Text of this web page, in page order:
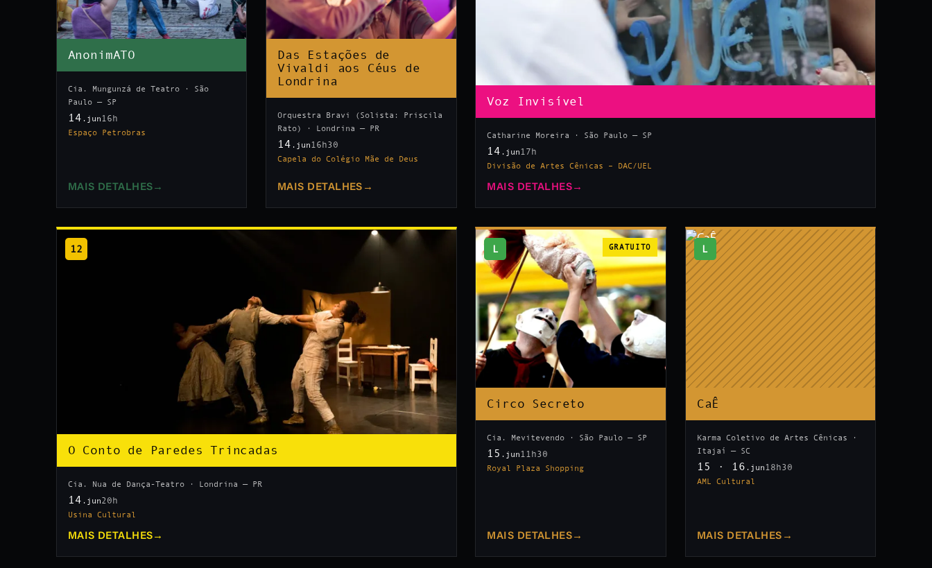
AnonimATO
Cia. Mungunzá de Teatro · São
Paulo — SP
14 .jun 16h
Espaço Petrobras
MAIS DETALHES →
Das Estações de
Vivaldi aos Céus de
Londrina
Orquestra Bravi (Solista: Priscila
Rato) · Londrina — PR
14 .jun 16h30
Capela do Colégio Mãe de Deus
MAIS DETALHES →
Voz Invisível
Catharine Moreira · São Paulo — SP
14 .jun 17h
Divisão de Artes Cênicas – DAC/UEL
MAIS DETALHES →
12
O Conto de Paredes Trincadas
Cia. Nua de Dança-Teatro · Londrina — PR
14 .jun20h
Usina Cultural
MAIS DETALHES →
L GRATUITO
Circo Secreto
Cia. Mevitevendo · São Paulo — SP
15 .jun11h30
Royal Plaza Shopping
MAIS DETALHES →
L
CaÊ
Karma Coletivo de Artes Cênicas ·
Itajaí — SC
15 · 16 .jun18h30
AML Cultural
MAIS DETALHES →